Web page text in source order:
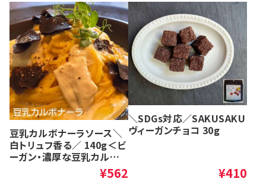
豆乳カルボナーラソース＼
白トリュフ香る／ 140g＜ビ
ーガン・濃厚な豆乳カルボ
ナーラ・卵不使用・グルテン
¥562
＼SDGs対応／SAKUSAKU
ヴィーガンチョコ 30g
¥410